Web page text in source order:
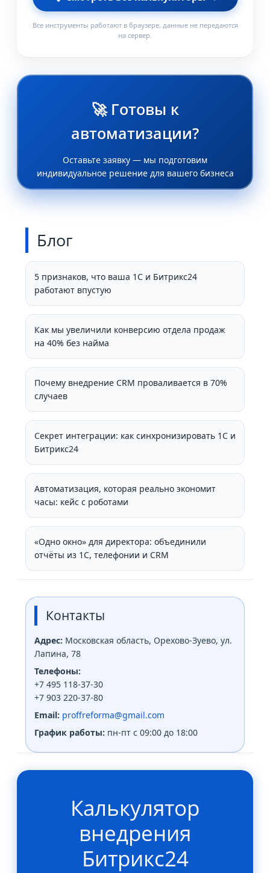
Все инструменты работают в браузере, данные не передаются
на сервер.
🚀 Готовы к
автоматизации?
Оставьте заявку — мы подготовим
индивидуальное решение для вашего бизнеса
Блог
5 признаков, что ваша 1С и Битрикс24
работают впустую
Как мы увеличили конверсию отдела продаж
на 40% без найма
Почему внедрение CRM проваливается в 70%
случаев
Секрет интеграции: как синхронизировать 1С и
Битрикс24
Автоматизация, которая реально экономит
часы: кейс с роботами
«Одно окно» для директора: объединили
отчёты из 1С, телефонии и CRM
Контакты
Адрес: Московская область, Орехово-Зуево, ул.
Лапина, 78
Телефоны:
+7 495 118-37-30
+7 903 220-37-80
Email: proffreforma@gmail.com
График работы: пн-пт с 09:00 до 18:00
Калькулятор
внедрения
Битрикс24